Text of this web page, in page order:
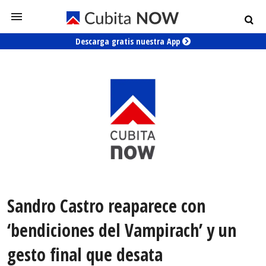
Descarga gratis nuestra App
Sandro Castro reaparece con
‘bendiciones del Vampirach’ y un
gesto final que desata